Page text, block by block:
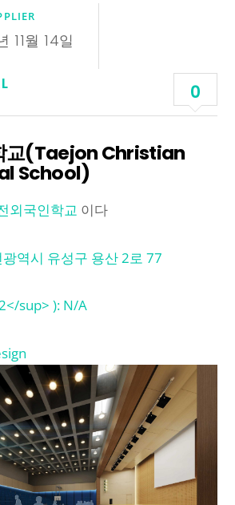
11월 14일
0
교(Taejon Christian
School)
외국인학교 이다
역시 유성구 용산 2로 77
sup> ): N/A